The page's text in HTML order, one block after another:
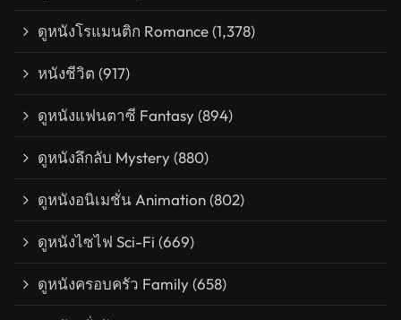
ดูหนังโรแมนติก Romance(1,378)
หนังชีวิต (917)
ดูหนังแฟนตาซี Fantasy(894)
ดูหนังลึกลับ Mystery(880)
ดูหนังอนิเมชั่น Animation(802)
ดูหนังไซไฟ Sci-Fi (669)
ดูหนังครอบครัว Family(658)